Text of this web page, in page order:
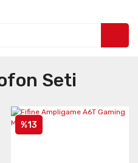
Seti
%13